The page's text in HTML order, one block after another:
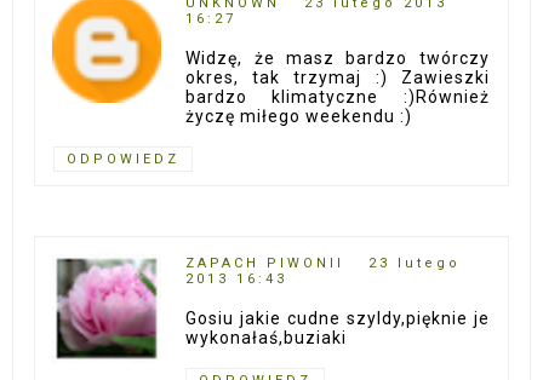
16:27
Widzę, że masz bardzo twórczy
okres, tak trzymaj :) Zawieszki
bardzo klimatyczne :)Również
życzę miłego weekendu :)
ODPOWIEDZ
ZAPACH PIWONII
23 lutego
2013 16:43
Gosiu jakie cudne szyldy,pięknie je
wykonałaś,buziaki